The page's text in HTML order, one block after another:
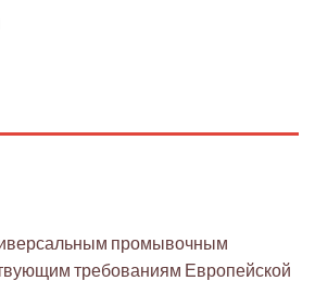
промывочным
требованиям Европейской